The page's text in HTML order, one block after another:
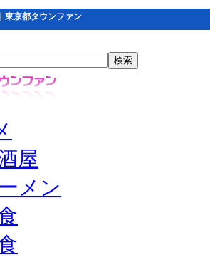
東京都タウンファン
屋
メン